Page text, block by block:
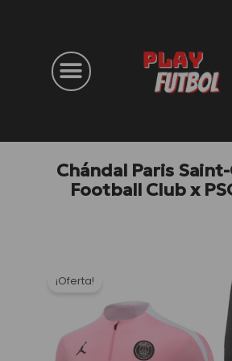
Chándal Paris
Football Club x
¡Oferta!